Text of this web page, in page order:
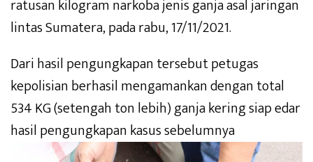
ratusan kilogram narkoba jenis ganja asal jaringan
lintas Sumatera, pada rabu, 17/11/2021.
Dari hasil pengungkapan tersebut petugas
kepolisian berhasil mengamankan dengan total
534 KG (setengah ton lebih) ganja kering siap edar
hasil pengungkapan kasus sebelumnya